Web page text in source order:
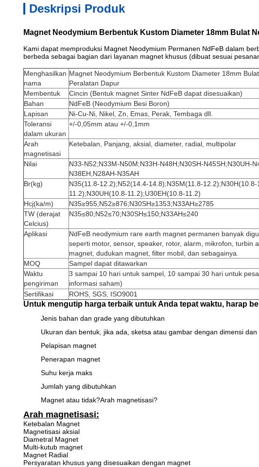
Deskripsi Produk
Magnet Neodymium Berbentuk Kustom Diameter 18mm Bulat
Kami dapat memproduksi Magnet Neodymium Permanen NdFeB dalam
berbeda sebagai bagian dari layanan magnet khusus (dibuat sesuai
Menghasilkan
nama
Magnet Neodymium Berbentuk Kustom Diameter 18mm
Peralatan Dapur
Membentuk
Cincin (Bentuk magnet Sinter NdFeB dapat disesuaikan)
Bahan
NdFeB (Neodymium Besi Boron)
Lapisan
Ni-Cu-Ni, Nikel, Zn, Emas, Perak, Tembaga dll.
Toleransi
dalam ukuran
+/-0,05mm atau +/-0,1mm
Arah
magnetisasi
Ketebalan, Panjang, aksial, diameter, radial, multipolar
Nilai
N33-N52;N33M-N50M;N33H-N48H;N30SH-N45SH;N30UH-
N38EH, N28AH-N35AH
Br(kg)
N35(11.8-12.2);N52(14.4-14.8);N35M(11.8-12.2);N30H(10.8-
11.2);N30UH(10.8-11.2);U30EH(10.8-11.2)
Hcj(ka/m)
N35≥955;N52≥876;N30SH≥1353;N33AH≥2785
TW (derajat
Celcius)
N35≤80;N52≤70;N30SH≤150;N33AH≤240
Aplikasi
NdFeB neodymium rare earth magnet permanen banyak
seperti motor, sensor, speaker, rotor, alarm, mikrofon, turbin
magnet, dudukan magnet, filter mobil, dan sebagainya.
MOQ
Sampel dapat ditawarkan
Waktu
pengiriman
3 sampai 10 hari untuk sampel, 10 sampai 30 hari untuk
informasi saham)
Sertifikasi
ROHS, SGS, ISO9001
Untuk mengutip harga terbaik untuk Anda tepat waktu, harap
Jenis bahan dan grade yang dibutuhkan
Ukuran dan bentuk, jika ada, sketsa atau gambar dengan dimensi dan
Pelapisan magnet
Penerapan magnet
Suhu kerja maks
Jumlah yang dibutuhkan
Magnet atau tidak?Arah magnetisasi?
Arah magnetisasi:
Ketebalan Magnet
Magnetisasi aksial
Diametral Magnet
Multi-kutub magnet
Magnet Radial
Persyaratan khusus yang disesuaikan dengan magnet